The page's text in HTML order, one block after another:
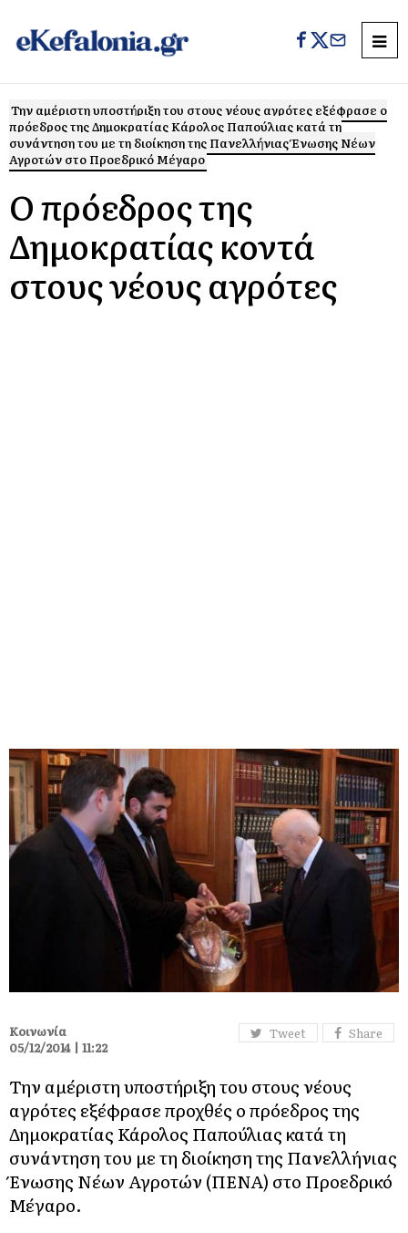
Την αμέριστη υποστήριξη του στους νέους αγρότες εξέφρασε ο
πρόεδρος της Δημοκρατίας Κάρολος Παπούλιας κατά τη
συνάντηση του με τη διοίκηση της Πανελλήνιας Ένωσης Νέων
Αγροτών στο Προεδρικό Μέγαρο
Ο πρόεδρος της
Δημοκρατίας κοντά
στους νέους αγρότες
Tweet Share
Κοινωνία
05/12/2014 | 11:22
Την αμέριστη υποστήριξη του στους νέους
αγρότες εξέφρασε προχθές ο πρόεδρος της
Δημοκρατίας Κάρολος Παπούλιας κατά τη
συνάντηση του με τη διοίκηση της Πανελλήνιας
Ένωσης Νέων Αγροτών (ΠΕΝΑ) στο Προεδρικό
Μέγαρο.